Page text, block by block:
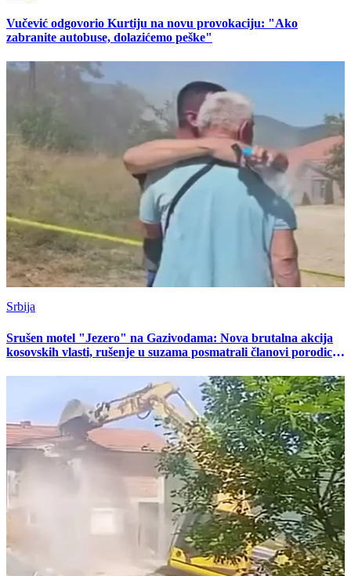
Vučević odgovorio Kurtiju na novu provokaciju: "Ako
zabranite autobuse, dolazićemo peške"
Srbija
Srušen motel "Jezero" na Gazivodama: Nova brutalna akcija
kosovskih vlasti, rušenje u suzama posmatrali članovi porodice